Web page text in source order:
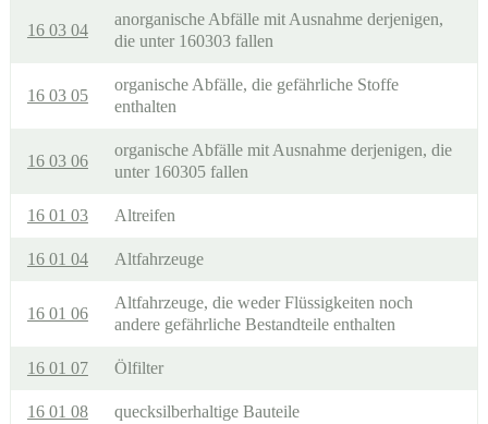
16 03 04
anorganische Abfälle mit Ausnahme derjenigen,
die unter 160303 fallen
16 03 05
organische Abfälle, die gefährliche Stoffe
enthalten
16 03 06
organische Abfälle mit Ausnahme derjenigen, die
unter 160305 fallen
16 01 03 Altreifen
16 01 04 Altfahrzeuge
16 01 06
Altfahrzeuge, die weder Flüssigkeiten noch
andere gefährliche Bestandteile enthalten
16 01 07 Ölfilter
16 01 08 quecksilberhaltige Bauteile